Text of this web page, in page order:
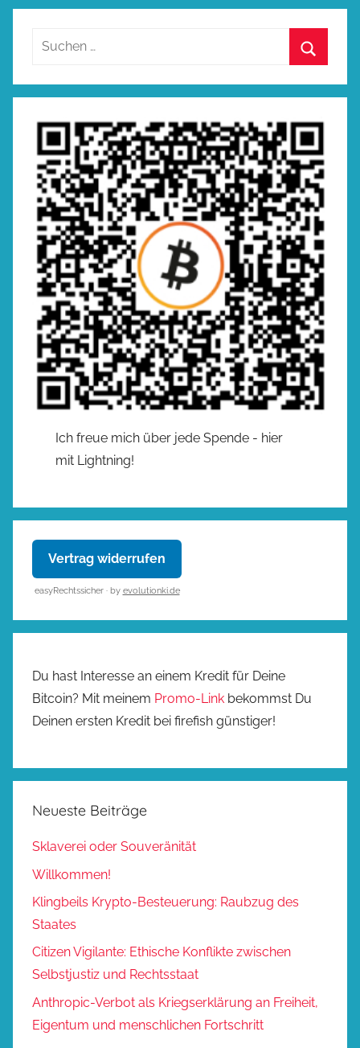
Suchen
Ich freue mich über jede Spende - hier
mit Lightning!
Vertrag widerrufen
easyRechtssicher · by evolutionki.de
Du hast Interesse an einem Kredit für Deine
Bitcoin? Mit meinem Promo-Link bekommst Du
Deinen ersten Kredit bei firefish günstiger!
Neueste Beiträge
Sklaverei oder Souveränität
Willkommen!
Klingbeils Krypto-Besteuerung: Raubzug des
Staates
Citizen Vigilante: Ethische Konflikte zwischen
Selbstjustiz und Rechtsstaat
Anthropic-Verbot als Kriegserklärung an Freiheit,
Eigentum und menschlichen Fortschritt